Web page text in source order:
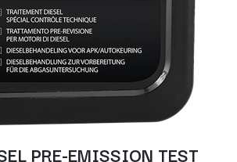
PRE-EMISSION TEST